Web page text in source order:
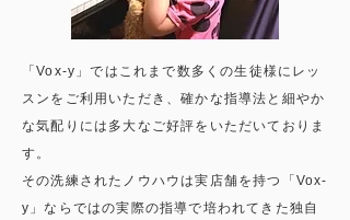
「Vox-y」ではこれまで数多くの生徒様にレッ
スンをご利用いただき、確かな指導法と細やか
な気配りには多大なご好評をいただいておりま
す。
その洗練されたノウハウは実店舗を持つ「Vox-
y」ならではの実際の指導で培われてきた独自